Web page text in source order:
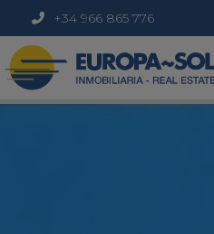
+34 966 865 776